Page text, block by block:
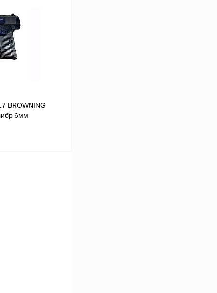
BROWNING
6мм